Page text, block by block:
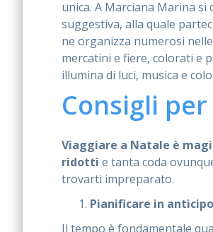
unica. A Marciana Marina si
suggestiva, alla quale
ne organizza numerosi
mercatini e fiere, colorati e
illumina di luci, musica e
Consigli
Viaggiare a Natale è
ridotti e tanta coda
trovarti impreparato.
Pianificare in
Il tempo è fondamentale